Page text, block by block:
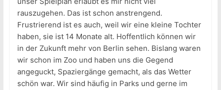
rauszugehen. Das ist schon anstrengend.
Frustrierend ist es auch, weil wir eine kleine Tochter
haben, sie ist 14 Monate alt. Hoffentlich können wir
in der Zukunft mehr von Berlin sehen. Bislang waren
wir schon im Zoo und haben uns die Gegend
angeguckt, Spaziergänge gemacht, als das Wetter
schön war. Wir sind häufig in Parks und gerne im